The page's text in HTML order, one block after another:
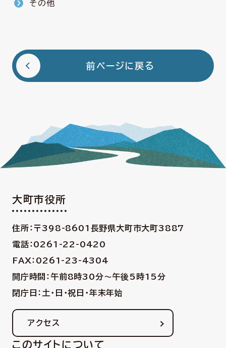
その他
前ページに戻る
大町市役所
住所：〒398-8601 長野県大町市大町3887
電話：0261-22-0420
FAX：0261-23-4304
開庁時間：午前8時30分〜午後5時15分
閉庁日：土・日・祝日・年末年始
アクセス
このサイトについて